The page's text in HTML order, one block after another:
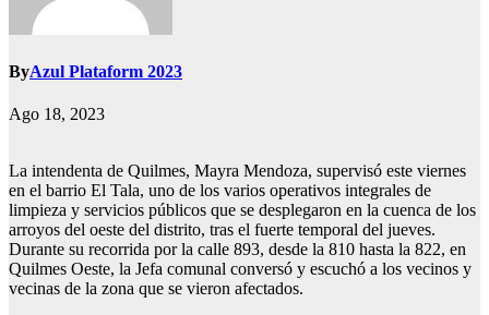
ByAzul Plataform 2023
Ago 18, 2023
La intendenta de Quilmes, Mayra Mendoza, supervisó este viernes
en el barrio El Tala, uno de los varios operativos integrales de
limpieza y servicios públicos que se desplegaron en la cuenca de los
arroyos del oeste del distrito, tras el fuerte temporal del jueves.
Durante su recorrida por la calle 893, desde la 810 hasta la 822, en
Quilmes Oeste, la Jefa comunal conversó y escuchó a los vecinos y
vecinas de la zona que se vieron afectados.